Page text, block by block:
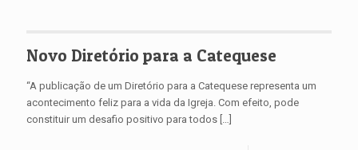
Novo Diretório para a Catequese
“A publicação de um Diretório para a Catequese representa um
acontecimento feliz para a vida da Igreja. Com efeito, pode
constituir um desafio positivo para todos […]